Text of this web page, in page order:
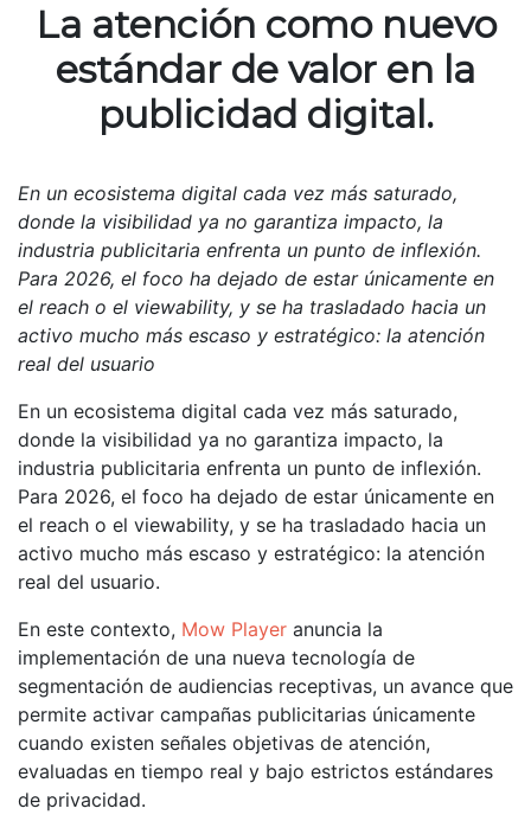
La atención como nuevo
estándar de valor en la
publicidad digital.
En un ecosistema digital cada vez más saturado,
donde la visibilidad ya no garantiza impacto, la
industria publicitaria enfrenta un punto de inflexión.
Para 2026, el foco ha dejado de estar únicamente en
el reach o el viewability, y se ha trasladado hacia un
activo mucho más escaso y estratégico: la atención
real del usuario
En un ecosistema digital cada vez más saturado,
donde la visibilidad ya no garantiza impacto, la
industria publicitaria enfrenta un punto de inflexión.
Para 2026, el foco ha dejado de estar únicamente en
el reach o el viewability, y se ha trasladado hacia un
activo mucho más escaso y estratégico: la atención
real del usuario.
En este contexto, Mow Player anuncia la
implementación de una nueva tecnología de
segmentación de audiencias receptivas, un avance que
permite activar campañas publicitarias únicamente
cuando existen señales objetivas de atención,
evaluadas en tiempo real y bajo estrictos estándares
de privacidad.